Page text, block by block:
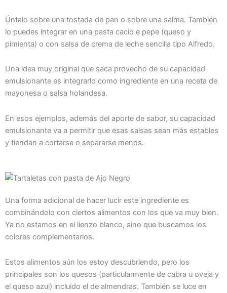
Úntalo sobre una tostada de pan o sobre una salma. También
lo puedes integrar en una pasta cacio e pepe (queso y
pimienta) o con salsa de crema de leche sencilla tipo Alfredo.
Una idea muy original que saca provecho de su capacidad
emulsionante es integrarlo como ingrediente en una receta de
mayonesa o salsa holandesa.
En esos ejemplos, además del aporte de sabor, su capacidad
emulsionante va a permitir que esas salsas sean más estables
y tiendan a cortarse o separarse menos.
Una forma adicional de hacer lucir este ingrediente es
combinándolo con ciertos alimentos con los que va muy bien.
Ya no estamos en el lienzo blanco, sino que buscamos los
colores complementarios.
Estos alimentos aún los estoy descubriendo, pero los
principales son los quesos (particularmente de cabra u oveja y
el queso azul) incluido el de almendras. También se luce en